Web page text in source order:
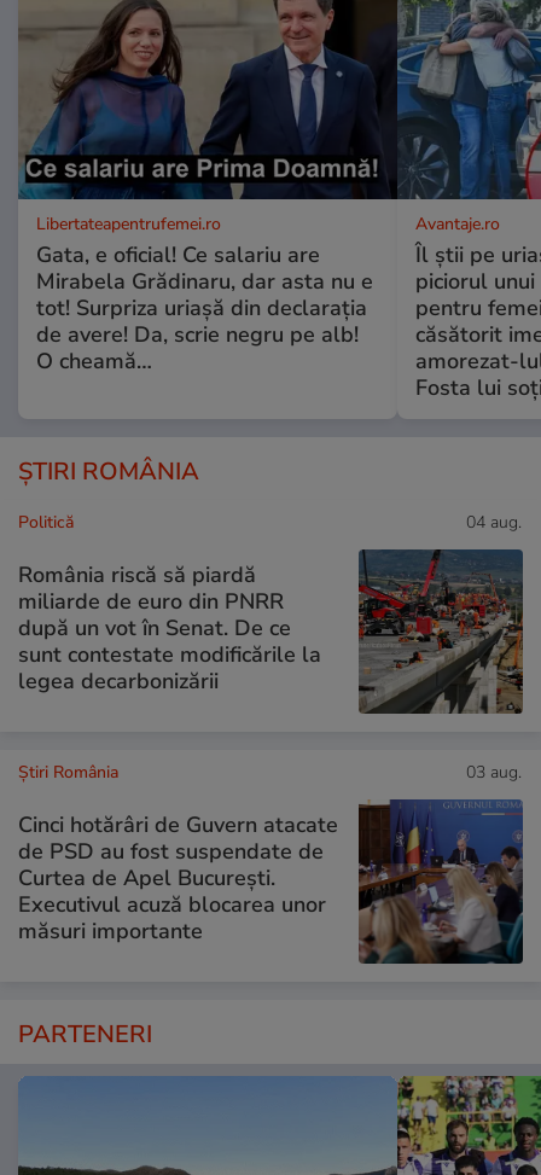
Libertateapentrufemei.ro
Gata, e oficial! Ce salariu are
Mirabela Grădinaru, dar asta nu e
tot! Surpriza uriașă din declarația
de avere! Da, scrie negru pe alb!
O cheamă…
Avantaje.ro
Îl știi pe
piciorul
pentru
căsătorit
amorezat-
Fosta lui
ȘTIRI ROMÂNIA
Politică 04 aug.
România riscă să piardă
miliarde de euro din PNRR
după un vot în Senat. De ce
sunt contestate modificările la
legea decarbonizării
Știri România 03 aug.
Cinci hotărâri de Guvern atacate
de PSD au fost suspendate de
Curtea de Apel București.
Executivul acuză blocarea unor
măsuri importante
PARTENERI